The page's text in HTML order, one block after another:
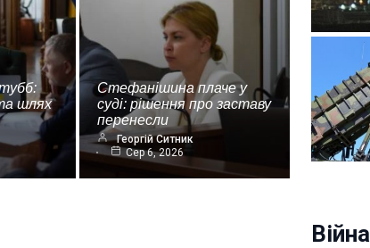
шлях
Стефанішина плаче у
суді: рішення про заставу
перенесли
Георгій Ситник
Сер 6, 2026
Війна